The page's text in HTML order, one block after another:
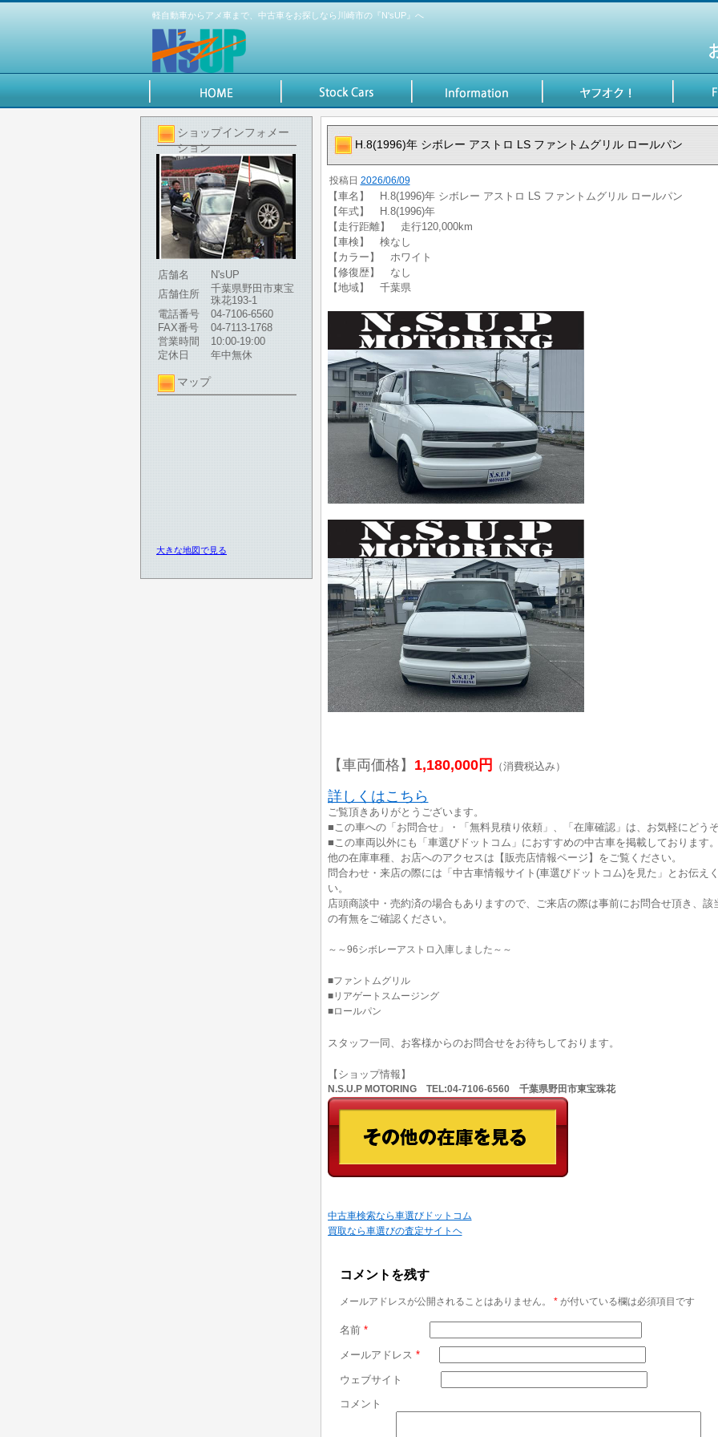
軽自動車からアメ車まで、中古車をお探しなら川崎市の『N'sUP』へ
ショップインフォメー
ション
店舗名
N'sUP
店舗住所
千葉県野田市東宝
珠花193-1
電話番号
04-7106-6560
FAX番号
04-7113-1768
営業時間
10:00-19:00
定休日
年中無休
マップ
大きな地図で見る
H.8(1996)年 シボレー アストロ LS ファントムグリル ロールパン
投稿日 2026/06/09
【車名】 H.8(1996)年 シボレー アストロ LS ファントムグリル ロールパン
【年式】 H.8(1996)年
【走行距離】 走行120,000km
【車検】 検なし
【カラー】 ホワイト
【修復歴】 なし
【地域】 千葉県
【車両価格】 1,180,000円 （消費税込み）
詳しくはこちら
ご覧頂きありがとうございます。
■この車への「お問合せ」・「無料見積り依頼」、「在庫確認」は、お気軽にどう
■この車両以外にも「車選びドットコム」におすすめの中古車を掲載しております。
他の在庫車種、お店へのアクセスは【販売店情報ページ】をご覧ください。
問合わせ・来店の際には「中古車情報サイト(車選びドットコム)を見た」とお伝え
い。
店頭商談中・売約済の場合もありますので、ご来店の際は事前にお問合せ頂き、該
の有無をご確認ください。
～～96シボレーアストロ入庫しました～～
■ファントムグリル
■リアゲートスムージング
■ロールパン
スタッフ一同、お客様からのお問合せをお待ちしております。
【ショップ情報】
N.S.U.P MOTORING TEL:04-7106-6560 千葉県野田市東宝珠花
中古車検索なら車選びドットコム
買取なら車選びの査定サイトヘ
コメントを残す
メールアドレスが公開されることはありません。 *が付いている欄は必須項目です
名前 *
メールアドレス *
ウェブサイト
コメント